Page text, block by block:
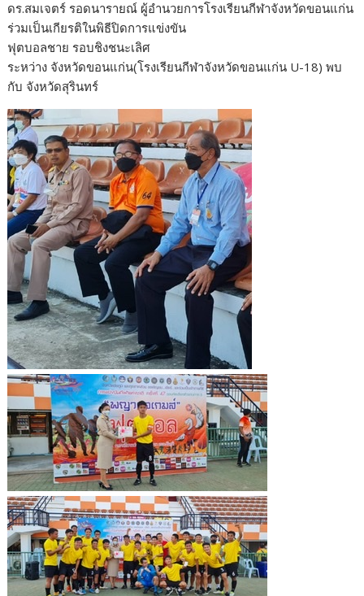
ดร.สมเจตร์​ รอดนารายณ์​ ผู้อำนวยการโรงเรียนกีฬา​จังหวัด​ขอนแก่น​
ร่วมเป็นเกียรติในพิธีปิดการแข่งขัน
ฟุตบอลชาย รอบชิงชนะเลิศ
ระหว่าง​ จังหวัดขอนแก่น​(โรงเรียน​กีฬา​จังหวัด​ขอนแก่น​ U-18)​ พบ
กับ​ จังหวัดสุรินทร์